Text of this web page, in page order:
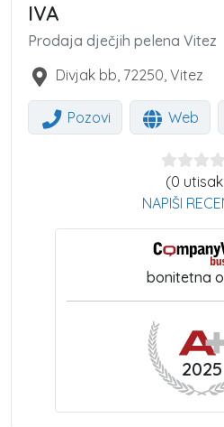
IVA
Prodaja dječjih pelena Vitez
Divjak bb, 72250, Vitez
Pozovi Web
(0
NAPIŠI
bonitetna
2025